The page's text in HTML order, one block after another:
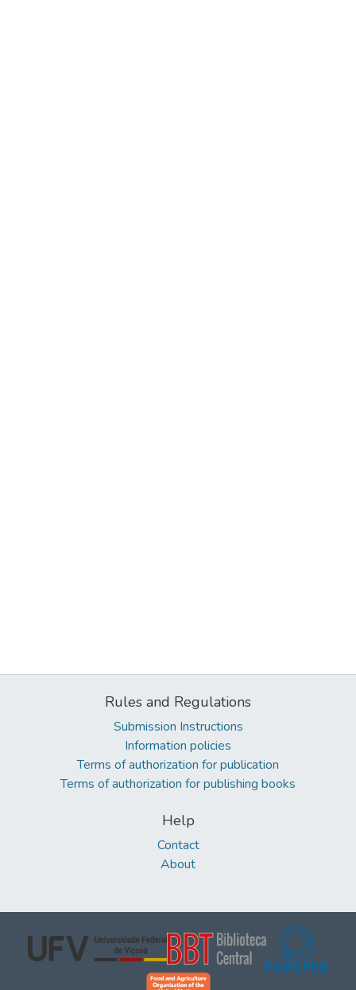
Rules and Regulations
Submission Instructions
Information policies
Terms of authorization for publication
Terms of authorization for publishing books
Help
Contact
About